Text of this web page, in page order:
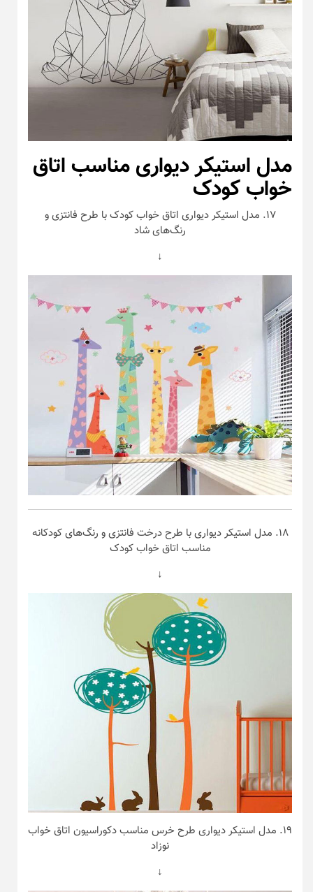
مدل استیکر دیواری مناسب اتاق
خواب کودک
۱۷. مدل استیکر دیواری اتاق خواب کودک با طرح فانتزی و
رنگ‌های شاد
↓
۱۸. مدل استیکر دیواری با طرح درخت فانتزی و رنگ‌های کودکانه
مناسب اتاق خواب کودک
↓
۱۹. مدل استیکر دیواری طرح خرس مناسب دکوراسیون اتاق خواب
نوزاد
↓